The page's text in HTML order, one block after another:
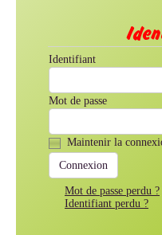
Identifiant
Mot de passe
Maintenir la
Mot de passe perdu ?
Identifiant perdu ?